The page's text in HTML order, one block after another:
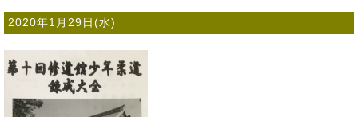
2020年1月29日(水)